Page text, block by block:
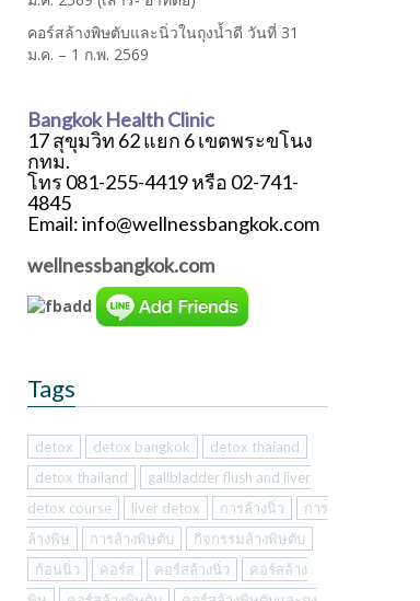
คอร์สล้างพิษตับและนิ่วในถุงน้ำดี วันที่ 31
ม.ค. – 1 ก.พ. 2569
Bangkok Health Clinic
17 สุขุมวิท 62 แยก 6 เขตพระขโนง
กทม.
โทร 081-255-4419 หรือ 02-741-
4845
Email: info@wellnessbangkok.com
wellnessbangkok.com
Tags
detox detox bangkok
detox thaiand
detox thailand
gallbladder flush and liver
detox course
liver detox การล้างนิ่ว
การ
ล้างพิษ
การล้างพิษตับ
กิจกรรมล้างพิษตับ
ก้อนนิ่ว
คอร์ส คอร์สล้างนิ่ว
คอร์สล้าง